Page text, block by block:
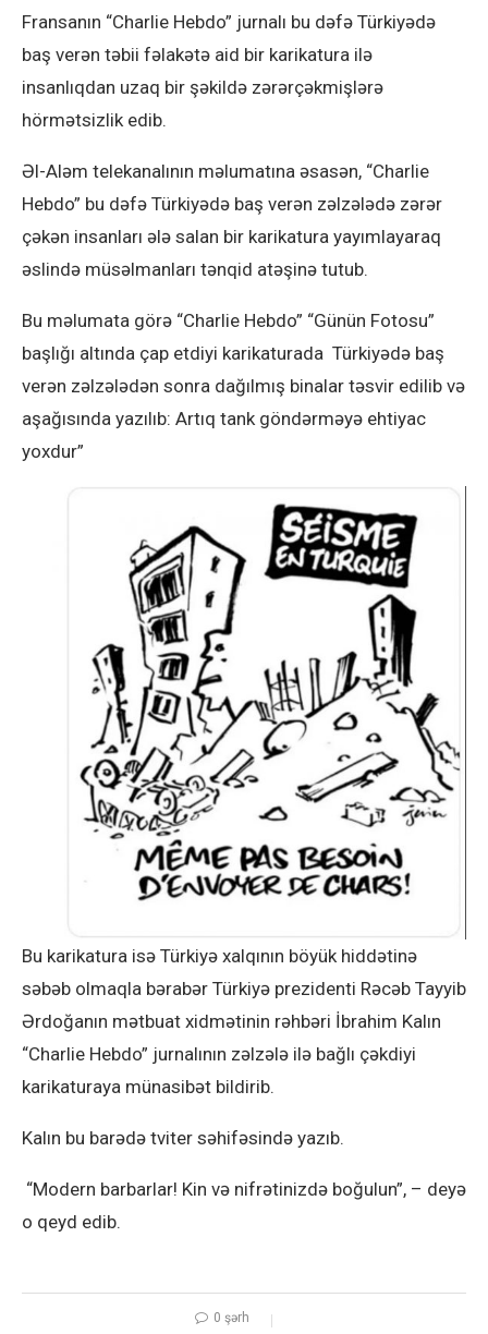
Fransanın “Charlie Hebdo” jurnalı bu dəfə Türkiyədə
baş verən təbii fəlakətə aid bir karikatura ilə
insanlıqdan uzaq bir şəkildə zərərçəkmişlərə
hörmətsizlik edib.
Əl-Aləm telekanalının məlumatına əsasən, “Charlie
Hebdo” bu dəfə Türkiyədə baş verən zəlzələdə zərər
çəkən insanları ələ salan bir karikatura yayımlayaraq
əslində müsəlmanları tənqid atəşinə tutub.
Bu məlumata görə “Charlie Hebdo” “Günün Fotosu”
başlığı altında çap etdiyi karikaturada Türkiyədə baş
verən zəlzələdən sonra dağılmış binalar təsvir edilib və
aşağısında yazılıb: Artıq tank göndərməyə ehtiyac
yoxdur”
Bu karikatura isə Türkiyə xalqının böyük hiddətinə
səbəb olmaqla bərabər Türkiyə prezidenti Rəcəb Tayyib
Ərdoğanın mətbuat xidmətinin rəhbəri İbrahim Kalın
“Charlie Hebdo” jurnalının zəlzələ ilə bağlı çəkdiyi
karikaturaya münasibət bildirib.
Kalın bu barədə tviter səhifəsində yazıb.
“Modern barbarlar! Kin və nifrətinizdə boğulun”, – deyə
o qeyd edib.
0 şərh